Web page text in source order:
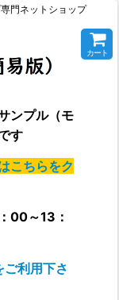
門ネットショップ
ンプル（モ
す
こちらをク
～13：
利用下さ
カート